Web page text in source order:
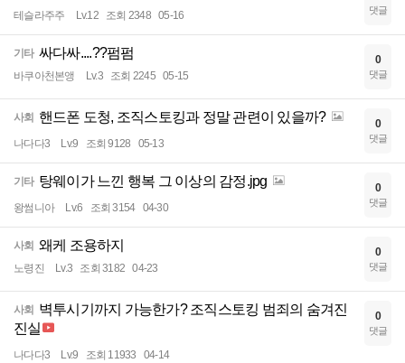
테슬라주주 Lv.12 조회 2348 05-16 댓글
기타 싸다싸....??펌펌
바쿠아천본앵 Lv.3 조회 2245 05-15
0
댓글
사회 핸드폰 도청, 조직스토킹과 정말 관련이 있을까?
나다다3 Lv.9 조회 9128 05-13
0
댓글
기타 탕웨이가 느낀 행복 그 이상의 감정.jpg
왕썸니아 Lv.6 조회 3154 04-30
0
댓글
사회 왜케 조용하지
노령진 Lv.3 조회 3182 04-23
0
댓글
사회
벽투시기까지 가능한가? 조직스토킹 범죄의 숨겨진
진실
나다다3 Lv.9 조회 11933 04-14
0
댓글